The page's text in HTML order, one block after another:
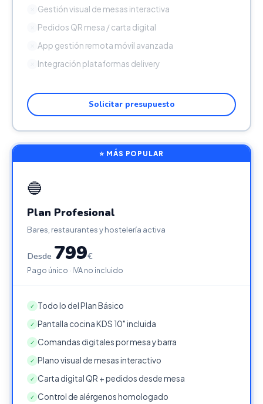
Gestión visual de mesas interactiva
Pedidos QR mesa / carta digital
App gestión remota móvil avanzada
Integración plataformas delivery
Solicitar presupuesto
⭐ MÁS POPULAR
🔵
Plan Profesional
Bares, restaurantes y hostelería activa
Desde 799€
Pago único · IVA no incluido
✓ Todo lo del Plan Básico
✓ Pantalla cocina KDS 10" incluida
✓ Comandas digitales por mesa y barra
✓ Plano visual de mesas interactivo
✓ Carta digital QR + pedidos desde mesa
✓ Control de alérgenos homologado